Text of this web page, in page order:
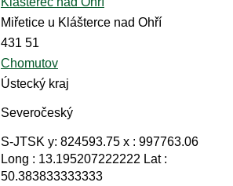
Miřetice u Klášterce nad Ohří
431 51
Chomutov
Ústecký kraj
Severočeský
S-JTSK y: 824593.75 x : 997763.06
Long : 13.195207222222 Lat :
50.383833333333